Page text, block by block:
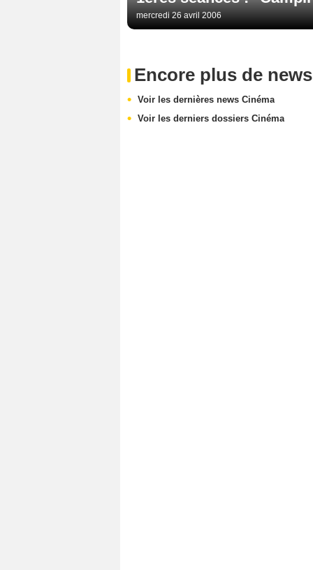
mercredi 26 avril 2006
Encore plus de
Voir les dernières news Cinéma
Voir les derniers dossiers Cinéma